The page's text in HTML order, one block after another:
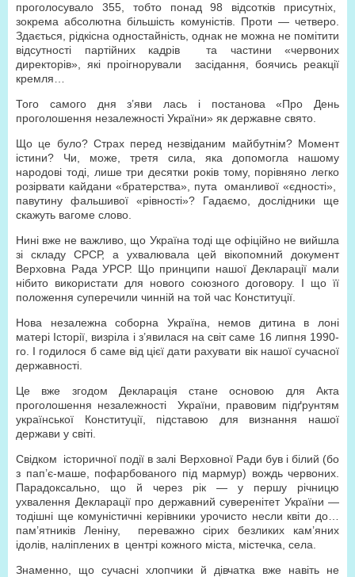
проголосувало 355, тобто понад 98 відсотків присутніх,
зокрема абсолютна більшість комуністів. Проти — четверо.
Здається, рідкісна одностайність, однак не можна не помітити
відсутності партійних кадрів
та частини «червоних
директорів», які проігнорували
засідання, боячись реакції
кремля…
Того самого дня з’яви лась і постанова «Про День
проголошення незалежності України» як державне свято.
Що це було? Страх перед незвіданим майбутнім? Момент
істини? Чи, може, третя сила, яка допомогла нашому
народові тоді, лише три десятки років тому, порівняно легко
розірвати кайдани «братерства», пута
оманливої «єдності»,
павутину фальшивої «рівності»? Гадаємо, дослідники ще
скажуть вагоме слово.
Нині вже не важливо, що Україна тоді ще офіційно не вийшла
зі складу СРСР, а ухвалювала цей вікопомний документ
Верховна Рада УРСР. Що принципи нашої Декларації мали
нібито використати для нового союзного договору. І що її
положення суперечили чинній на той час Конституції.
Нова незалежна соборна Україна, немов дитина в лоні
матері Історії, визріла і з’явилася на світ саме 16 липня 1990-
го. І годилося б саме від цієї дати рахувати вік нашої сучасної
державності.
Це вже згодом Декларація стане основою для Акта
проголошення незалежності
України, правовим підґрунтям
української Конституції, підставою для визнання нашої
держави у світі.
Свідком
історичної події в залі Верховної Ради був і білий (бо
з пап’є-маше, пофарбованого під мармур) вождь червоних.
Парадоксально, що й через рік — у першу річницю
ухвалення Декларації про державний суверенітет України —
тодішні ще комуністичні керівники урочисто несли квіти до…
пам’ятників Леніну,
переважно сірих безликих кам’яних
ідолів, наліплених в центрі кожного міста, містечка, села.
Знаменно, що сучасні хлопчики й дівчатка вже навіть не